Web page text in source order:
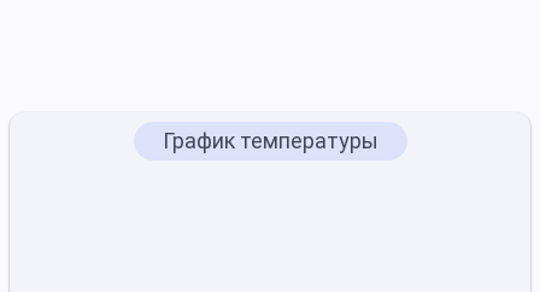
График температуры